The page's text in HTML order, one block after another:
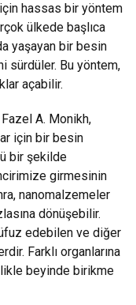
hassas bir yöntem
ülkede başlıca
yaşayan bir besin
sürdüler. Bu yöntem,
açabilir.
A. Monikh,
için bir besin
bir şekilde
girmesinin
nanomalzemeler
dönüşebilir.
edebilen ve diğer
Farklı organlarına
beyinde birikme